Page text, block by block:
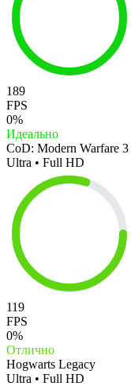
189
FPS
0%
Идеально
CoD: Modern Warfare 3
Ultra • Full HD
119
FPS
0%
Отлично
Hogwarts Legacy
Ultra • Full HD